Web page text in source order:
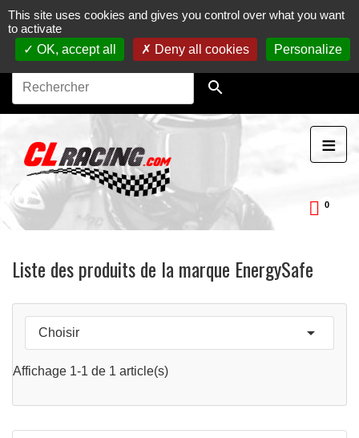
Journées, stages et baptêmes moto sur circuit.Vente en
ligne de pièces détachées moto.
préparation moto

≡
0
Liste des produits de la marque EnergySafe
Choisir 
Affichage 1-1 de 1 article(s)
This site uses cookies and gives you control over what you want
to activate
OK, accept all
Deny all cookies Personalize